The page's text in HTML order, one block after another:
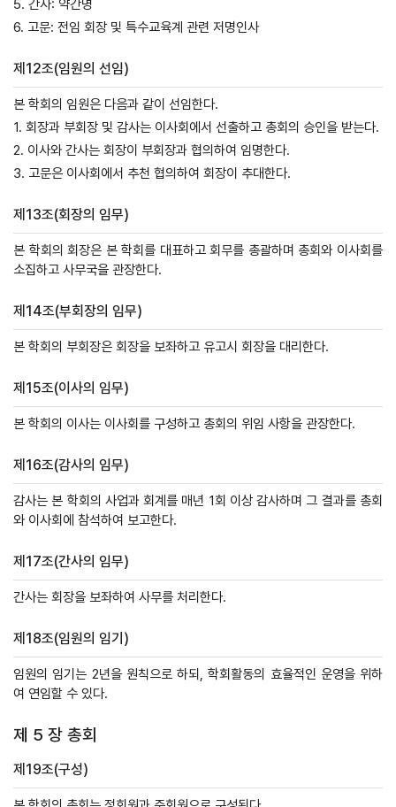
5. 간사: 약간명
6. 고문: 전임 회장 및 특수교육계 관련 저명인사
제12조(임원의 선임)
본 학회의 임원은 다음과 같이 선임한다.
1. 회장과 부회장 및 감사는 이사회에서 선출하고 총회의 승인을 받는다.
2. 이사와 간사는 회장이 부회장과 협의하여 임명한다.
3. 고문은 이사회에서 추천 협의하여 회장이 추대한다.
제13조(회장의 임무)
본 학회의 회장은 본 학회를 대표하고 회무를 총괄하며 총회와 이사회를
소집하고 사무국을 관장한다.
제14조(부회장의 임무)
본 학회의 부회장은 회장을 보좌하고 유고시 회장을 대리한다.
제15조(이사의 임무)
본 학회의 이사는 이사회를 구성하고 총회의 위임 사항을 관장한다.
제16조(감사의 임무)
감사는 본 학회의 사업과 회계를 매년 1회 이상 감사하며 그 결과를 총회
와 이사회에 참석하여 보고한다.
제17조(간사의 임무)
간사는 회장을 보좌하여 사무를 처리한다.
제18조(임원의 임기)
임원의 임기는 2년을 원칙으로 하되, 학회활동의 효율적인 운영을 위하
여 연임할 수 있다.
제 5 장 총회
제19조(구성)